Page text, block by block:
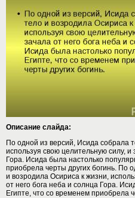
Описание слайда:
По одной из версий, Исида собрала
используя свою целительную силу, и
Гора. Исида была настолько
приобрела черты других богинь. По
и возродила Осириса к жизни,
от него бога неба и солнца Гора.
Египте, что со временем приобрела